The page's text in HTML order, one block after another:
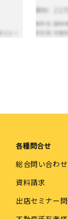
各種問合せ
総合問い合わせ
資料請求
出店セミナー